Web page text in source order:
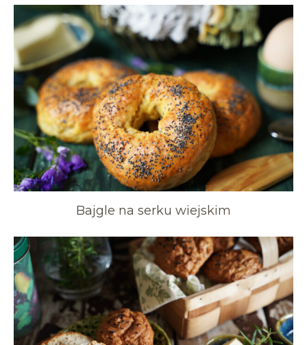
Bajgle na serku wiejskim